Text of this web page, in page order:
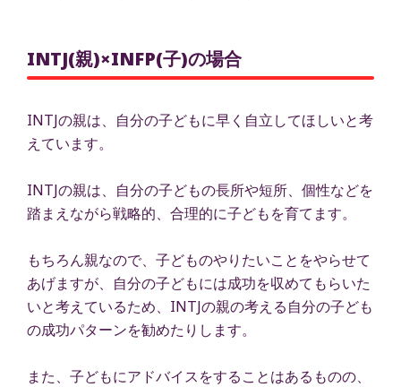
INTJ(親)×INFP(子)の場合
INTJの親は、自分の子どもに早く自立してほしいと考
えています。
INTJの親は、自分の子どもの長所や短所、個性などを
踏まえながら戦略的、合理的に子どもを育てます。
もちろん親なので、子どものやりたいことをやらせて
あげますが、自分の子どもには成功を収めてもらいた
いと考えているため、INTJの親の考える自分の子ども
の成功パターンを勧めたりします。
また、子どもにアドバイスをすることはあるものの、